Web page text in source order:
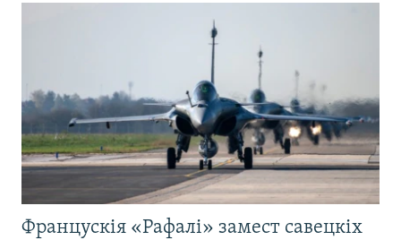
Францускія «Рафалі» замест савецкіх